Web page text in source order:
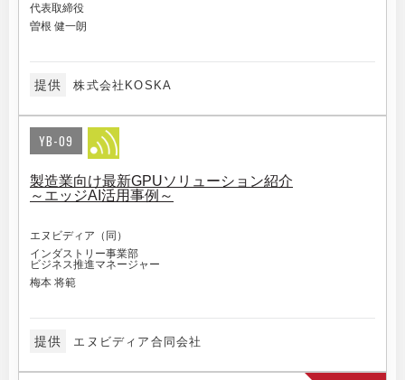
代表取締役
曽根 健一朗
提供 株式会社KOSKA
YB-09
製造業向け最新GPUソリューション紹介
～エッジAI活用事例～
エヌビディア（同）
インダストリー事業部
ビジネス推進マネージャー
梅本 将範
提供 エヌビディア合同会社